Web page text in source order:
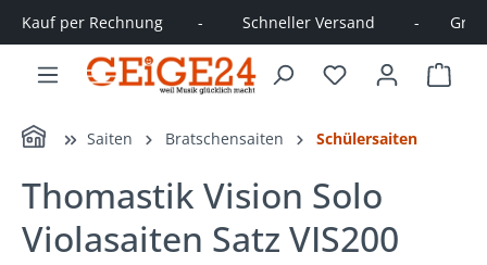
springen
Kauf per Rechnung        -         Schneller Versand         -
Home Saiten Bratschensaiten Schülersaiten
Thomastik Vision Solo
Violasaiten Satz VIS200